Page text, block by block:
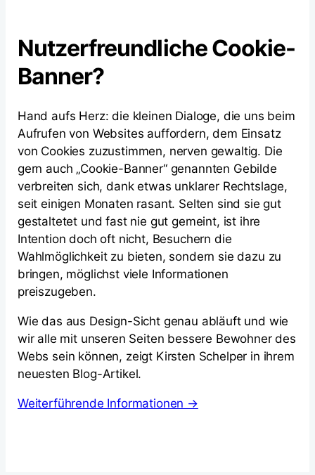
Nutzerfreundliche Cookie-
Banner?
Hand aufs Herz: die kleinen Dialoge, die uns beim
Aufrufen von Websites auffordern, dem Einsatz
von Cookies zuzustimmen, nerven gewaltig. Die
gern auch „Cookie-Banner“ genannten Gebilde
verbreiten sich, dank etwas unklarer Rechtslage,
seit einigen Monaten rasant. Selten sind sie gut
gestaltetet und fast nie gut gemeint, ist ihre
Intention doch oft nicht, Besuchern die
Wahlmöglichkeit zu bieten, sondern sie dazu zu
bringen, möglichst viele Informationen
preiszugeben.
Wie das aus Design-Sicht genau abläuft und wie
wir alle mit unseren Seiten bessere Bewohner des
Webs sein können, zeigt Kirsten Schelper in ihrem
neuesten Blog-Artikel.
Weiterführende Informationen →